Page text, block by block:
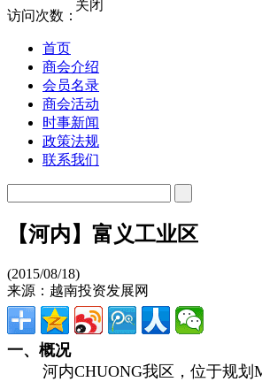
访问次数：
首页
商会介绍
会员名录
商会活动
时事新闻
政策法规
联系我们
【河内】富义工业区
(2015/08/18)
来源：越南投资发展网
一、概况
河内CHUONG我区，位于规划
关闭